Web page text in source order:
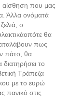
αίσθηση που μας
Άλλα ονόματά
ο
θα
πως
πάτο, θα
το
Τράπεζα
με το ευρώ
πανικό στις